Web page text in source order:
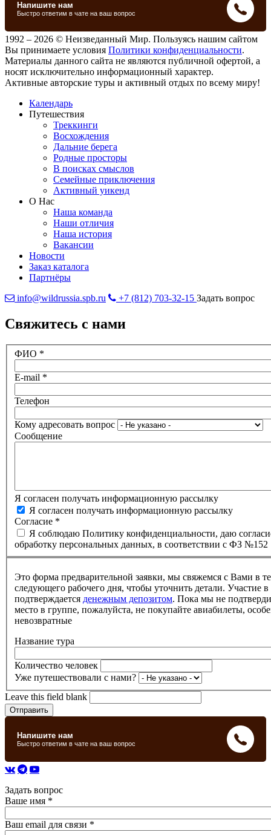
1992 – 2026 © Неизведанный Мир. Пользуясь нашим сайтом
Вы принимаете условия Политики конфиденциальности.
Материалы данного сайта не являются публичной офертой, а
носят исключительно информационный характер.
Активные авторские туры и активный отдых по всему миру!
Календарь
Путешествия
Треккинги
Восхождения
Дальние берега
Родные просторы
В поисках смыслов
Семейные приключения
Активный уикенд
О Нас
Наша команда
Наши отличия
Наша история
Вакансии
Новости
Заказ каталога
Партнёры
info@wildrussia.spb.ru
+7 (812) 703-32-15 Задать вопрос
Свяжитесь с нами
ФИО *
E-mail *
Телефон
Кому адресовать вопрос
Сообщение
Я согласен получать информационную рассылку
Я согласен получать информационную рассылку
Согласие *
Я соблюдаю Политику конфиденциальности, даю
обработку персональных данных, в соответствии с ФЗ №152
Это форма предварительной заявки, мы свяжемся с Вами в
следующего рабочего дня, чтобы уточнить детали. Участие в
подтверждается денежным депозитом. Пока мы не
место в группе, пожалуйста, не покупайте авиабилеты,
невозвратные
Название тура
Количество человек
Уже путешествовали с нами?
Leave this field blank
Задать вопрос
Ваше имя *
Ваш email для связи *